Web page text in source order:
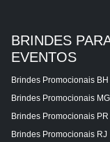
BRINDES
EVENTOS
Brindes Promocionais BH
Brindes Promocionais MG
Brindes Promocionais PR
Brindes Promocionais RJ